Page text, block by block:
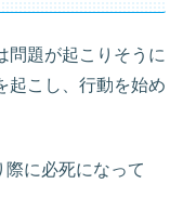
問題が起こりそうに
起こし、行動を始め
に必死になって